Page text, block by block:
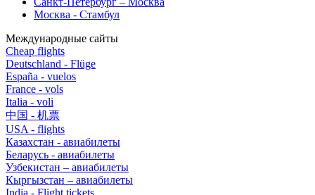
Москва - Стамбул
Международные сайты
Cheap flights
Deutschland - Flüge
España - vuelos
France - vols
Italia - voli
中国 - 机票
USA - flights
Казахстан - авиабилеты
Беларусь - авиабилеты
Узбекистан – авиабилеты
Кыргызстан – авиабилеты